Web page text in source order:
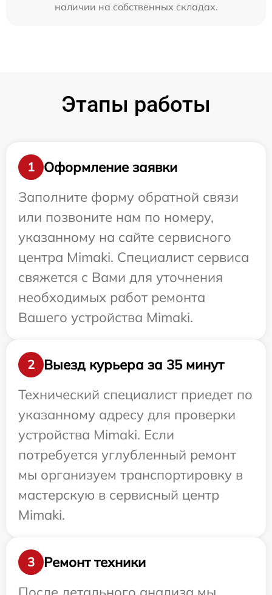
наличии на собственных складах.
Этапы работы
1
Оформление заявки
Заполните форму обратной связи
или позвоните нам по номеру,
указанному на сайте сервисного
центра Mimaki. Специалист сервиса
свяжется с Вами для уточнения
необходимых работ ремонта
Вашего устройства Mimaki.
2
Выезд курьера за 35 минут
Технический специалист приедет по
указанному адресу для проверки
устройства Mimaki. Если
потребуется углубленный ремонт
мы организуем транспортировку в
мастерскую в сервисный центр
Mimaki.
3
Ремонт техники